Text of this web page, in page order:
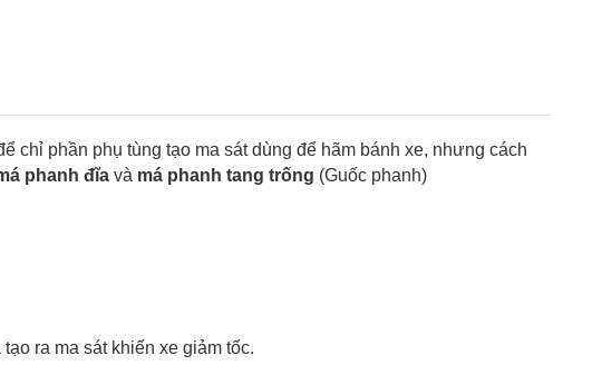
chỉ phần phụ tùng tạo ma sát dùng để hãm bánh xe, nhưng cách
á phanh đĩa và má phanh tang trống (Guốc phanh)
tạo ra ma sát khiến xe giảm tốc.